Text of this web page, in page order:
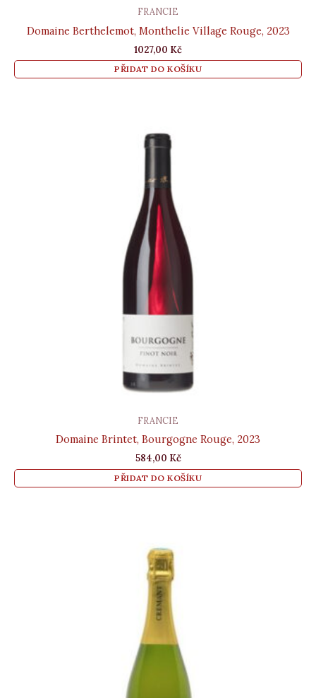
FRANCIE
Domaine Berthelemot, Monthelie Village Rouge, 2023
1027,00 Kč
PŘIDAT DO KOŠÍKU
FRANCIE
Domaine Brintet, Bourgogne Rouge, 2023
584,00 Kč
PŘIDAT DO KOŠÍKU